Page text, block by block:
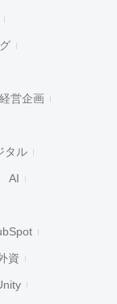
経営企画
タル
AI
資